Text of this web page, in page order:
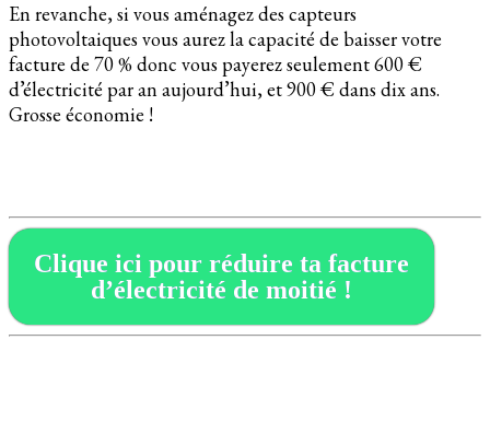
En revanche, si vous aménagez des capteurs
photovoltaiques vous aurez la capacité de baisser votre
facture de 70 % donc vous payerez seulement 600 €
d’électricité par an aujourd’hui, et 900 € dans dix ans.
Grosse économie !
Clique ici pour réduire ta facture
d’électricité de moitié !